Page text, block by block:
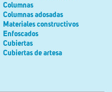
Columnas
Columnas adosadas
Materiales constructivos
Enfoscados
Cubiertas
Cubiertas de artesa